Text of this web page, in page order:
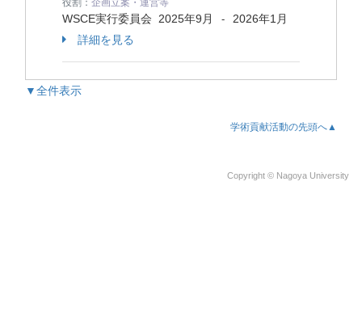
役割： 企画立案・運営等
WSCE実行委員会 2025年9月 -
2026年1月
詳細を見る
▼全件表示
学術貢献活動の先頭へ▲
Copyright © Nagoya University